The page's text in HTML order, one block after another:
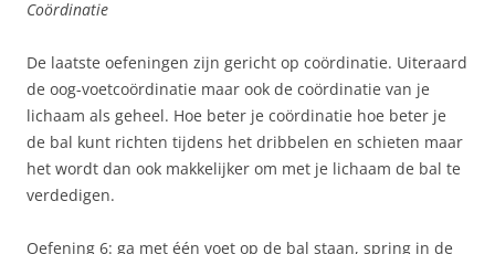
Coördinatie
De laatste oefeningen zijn gericht op coördinatie. Uiteraard
de oog-voetcoördinatie maar ook de coördinatie van je
lichaam als geheel. Hoe beter je coördinatie hoe beter je
de bal kunt richten tijdens het dribbelen en schieten maar
het wordt dan ook makkelijker om met je lichaam de bal te
verdedigen.
Oefening 6: ga met één voet op de bal staan, spring in de